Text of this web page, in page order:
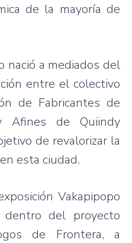
de la mayoría de
nació a mediados del
entre el colectivo
de Fabricantes de
Afines deQuiindy
de revalorizarla
en esta ciudad.
Vakapipopo
dentro del proyecto
de Frontera, a